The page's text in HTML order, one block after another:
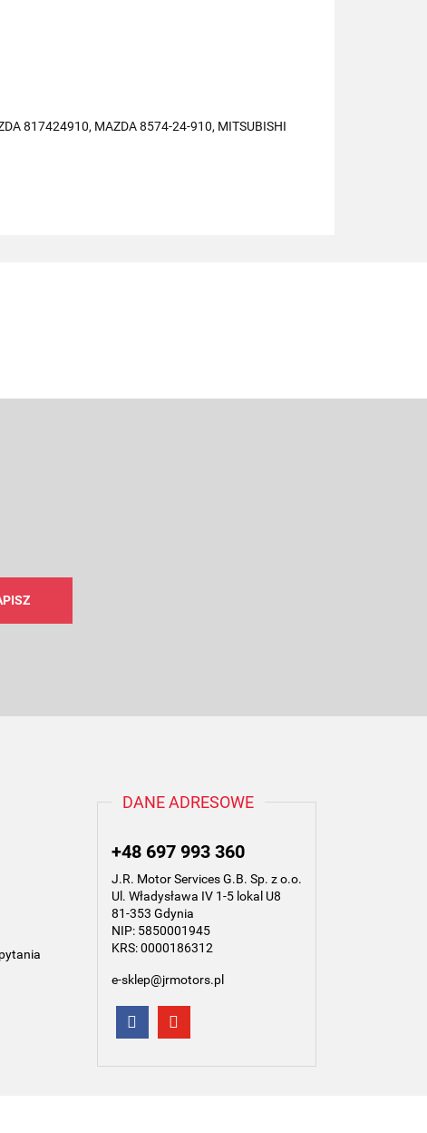
817424910, MAZDA 8574-24-910, MITSUBISHI
DANE ADRESOWE
+48 697 993 360
J.R. Motor Services G.B. Sp. z o.o.
Ul. Władysława IV 1-5 lokal U8
81-353 Gdynia
NIP: 5850001945
KRS: 0000186312
e-sklep@jrmotors.pl